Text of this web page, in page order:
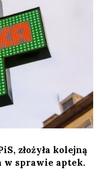
złożyła kolejną
sprawie aptek.